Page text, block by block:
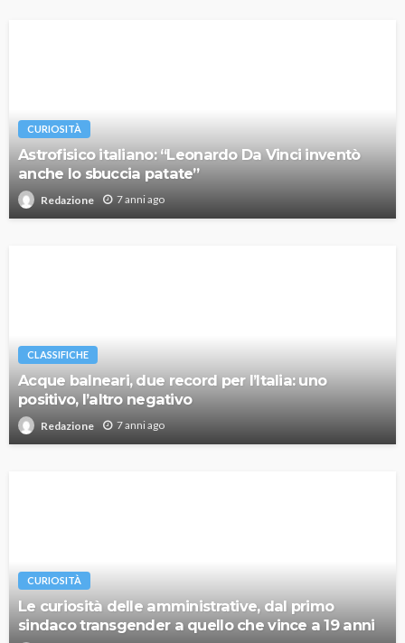
CURIOSITÀ
Astrofisico italiano: “Leonardo Da Vinci inventò
anche lo sbuccia patate”
Redazione 7 anni ago
CLASSIFICHE
Acque balneari, due record per l’Italia: uno
positivo, l’altro negativo
Redazione 7 anni ago
CURIOSITÀ
Le curiosità delle amministrative, dal primo
sindaco transgender a quello che vince a 19 anni